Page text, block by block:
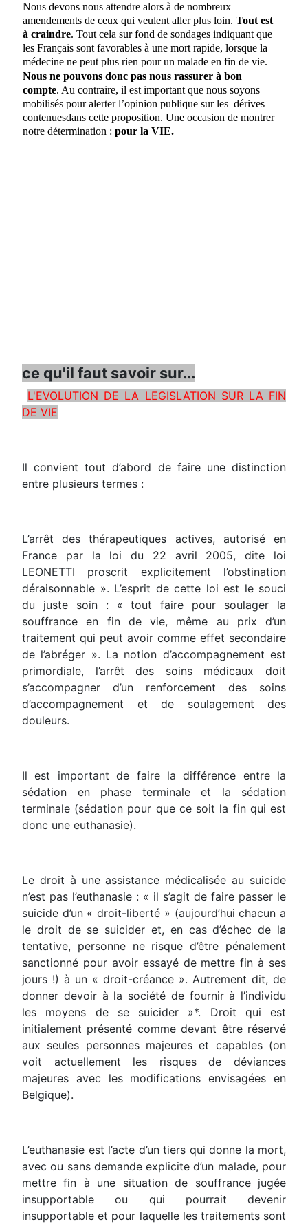
Nous devons nous attendre alors à de nombreux
amendements de ceux qui veulent aller plus loin. Tout est
à craindre. Tout cela sur fond de sondages indiquant que
les Français sont favorables à une mort rapide, lorsque la
médecine ne peut plus rien pour un malade en fin de vie.
Nous ne pouvons donc pas nous rassurer à bon
compte. Au contraire, il est important que nous soyons
mobilisés pour alerter l’opinion publique sur les dérives
contenuesdans cette proposition. Une occasion de montrer
notre détermination : pour la VIE.
ce qu'il faut savoir sur...
L'EVOLUTION DE LA LEGISLATION SUR LA FIN
DE VIE
Il convient tout d’abord de faire une distinction
entre plusieurs termes :
L’arrêt des thérapeutiques actives, autorisé en
France par la loi du 22 avril 2005, dite loi
LEONETTI proscrit explicitement l’obstination
déraisonnable ». L’esprit de cette loi est le souci
du juste soin : « tout faire pour soulager la
souffrance en fin de vie, même au prix d’un
traitement qui peut avoir comme effet secondaire
de l’abréger ». La notion d’accompagnement est
primordiale, l’arrêt des soins médicaux doit
s’accompagner d’un renforcement des soins
d’accompagnement et de soulagement des
douleurs.
Il est important de faire la différence entre la
sédation en phase terminale et la sédation
terminale (sédation pour que ce soit la fin qui est
donc une euthanasie).
Le droit à une assistance médicalisée au suicide
n’est pas l’euthanasie : « il s’agit de faire passer le
suicide d’un « droit-liberté » (aujourd’hui chacun a
le droit de se suicider et, en cas d’échec de la
tentative, personne ne risque d’être pénalement
sanctionné pour avoir essayé de mettre fin à ses
jours !) à un « droit-créance ». Autrement dit, de
donner devoir à la société de fournir à l’individu
les moyens de se suicider »*. Droit qui est
initialement présenté comme devant être réservé
aux seules personnes majeures et capables (on
voit actuellement les risques de déviances
majeures avec les modifications envisagées en
Belgique).
L’euthanasie est l’acte d’un tiers qui donne la mort,
avec ou sans demande explicite d’un malade, pour
mettre fin à une situation de souffrance jugée
insupportable ou qui pourrait devenir
insupportable et pour laquelle les traitements sont